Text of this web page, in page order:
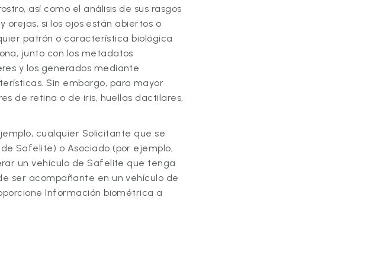
así como el análisis de sus rasgos
si los ojos están abiertos o
patrón o característica biológica
junto con los metadatos
y los generados mediante
Sin embargo, para mayor
de retina o de iris, huellas dactilares,
cualquier Solicitante que se
Safelite) o Asociado (por ejemplo,
un vehículo de Safelite que tenga
ser acompañante en un vehículo de
Información biométrica a